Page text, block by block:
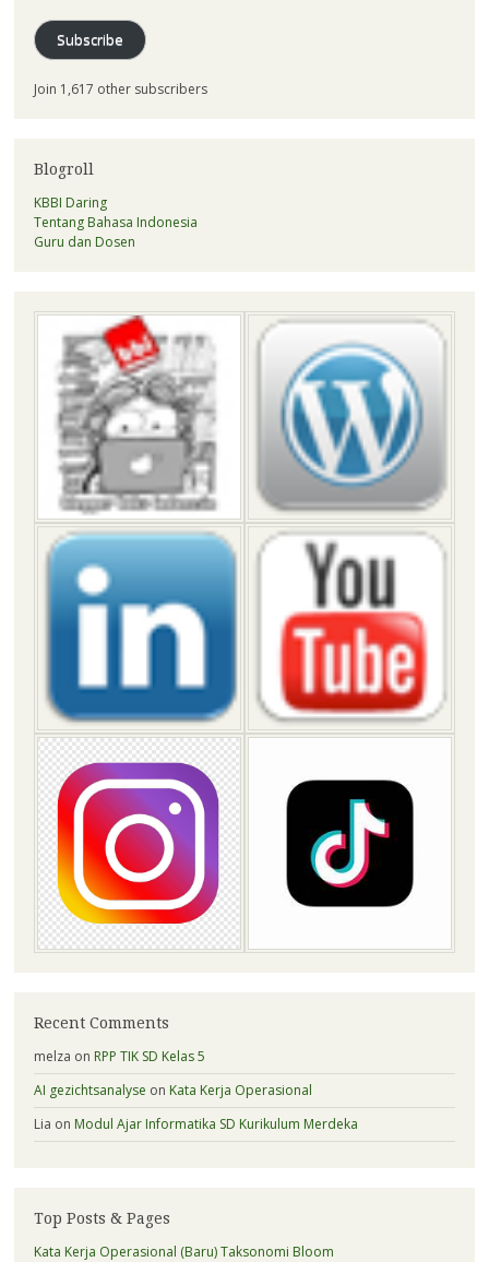
Subscribe
Join 1,617 other subscribers
Blogroll
KBBI Daring
Tentang Bahasa Indonesia
Guru dan Dosen
Recent Comments
melza on RPP TIK SD Kelas 5
AI gezichtsanalyse on Kata Kerja Operasional
Lia on Modul Ajar Informatika SD Kurikulum Merdeka
Top Posts & Pages
Kata Kerja Operasional (Baru) Taksonomi Bloom